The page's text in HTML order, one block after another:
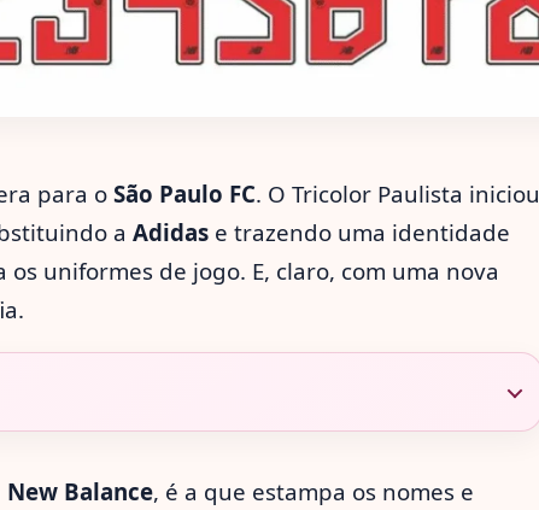
para o São Paulo FC. O Tricolor Paulista iniciou
a Adidas e trazendo uma identidade
uniformes de jogo. E, claro, com uma nova
New Balance, é a que estampa os nomes e